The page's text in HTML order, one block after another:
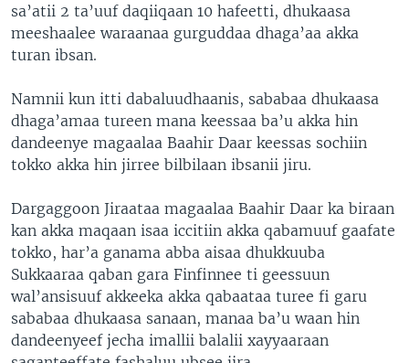
sa’atii 2 ta’uuf daqiiqaan 10 hafeetti, dhukaasa
meeshaalee waraanaa gurguddaa dhaga’aa akka
turan ibsan.
Namnii kun itti dabaluudhaanis, sababaa dhukaasa
dhaga’amaa tureen mana keessaa ba’u akka hin
dandeenye magaalaa Baahir Daar keessas sochiin
tokko akka hin jirree bilbilaan ibsanii jiru.
Dargaggoon Jiraataa magaalaa Baahir Daar ka biraan
kan akka maqaan isaa iccitiin akka qabamuuf gaafate
tokko, har’a ganama abba aisaa dhukkuuba
Sukkaaraa qaban gara Finfinnee ti geessuun
wal’ansisuuf akkeeka akka qabaataa turee fi garu
sababaa dhukaasa sanaan, manaa ba’u waan hin
dandeenyeef jecha imallii balalii xayyaaraan